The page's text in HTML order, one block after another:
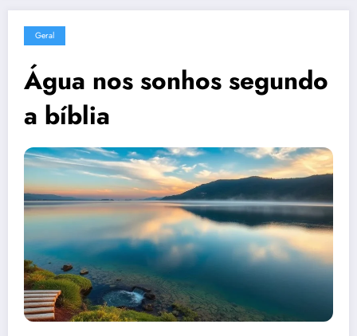
Geral
Água nos sonhos segundo
a bíblia